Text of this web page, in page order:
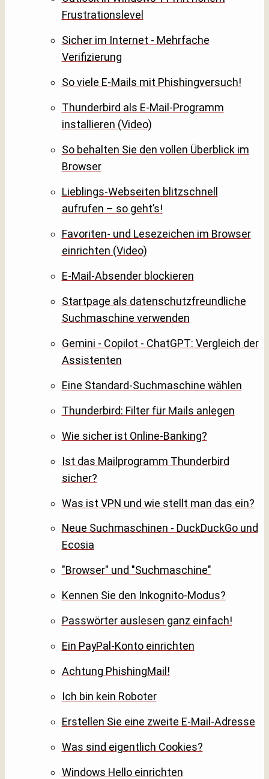
Frustrationslevel
Sicher im Internet - Mehrfache
Verifizierung
So viele E-Mails mit Phishingversuch!
Thunderbird als E-Mail-Programm
installieren (Video)
So behalten Sie den vollen Überblick im
Browser
Lieblings-Webseiten blitzschnell
aufrufen – so geht’s!
Favoriten- und Lesezeichen im Browser
einrichten (Video)
E-Mail-Absender blockieren
Startpage als datenschutzfreundliche
Suchmaschine verwenden
Gemini - Copilot - ChatGPT: Vergleich der
Assistenten
Eine Standard-Suchmaschine wählen
Thunderbird: Filter für Mails anlegen
Wie sicher ist Online-Banking?
Ist das Mailprogramm Thunderbird
sicher?
Was ist VPN und wie stellt man das ein?
Neue Suchmaschinen - DuckDuckGo und
Ecosia
"Browser" und "Suchmaschine"
Kennen Sie den Inkognito-Modus?
Passwörter auslesen ganz einfach!
Ein PayPal-Konto einrichten
Achtung PhishingMail!
Ich bin kein Roboter
Erstellen Sie eine zweite E-Mail-Adresse
Was sind eigentlich Cookies?
Windows Hello einrichten